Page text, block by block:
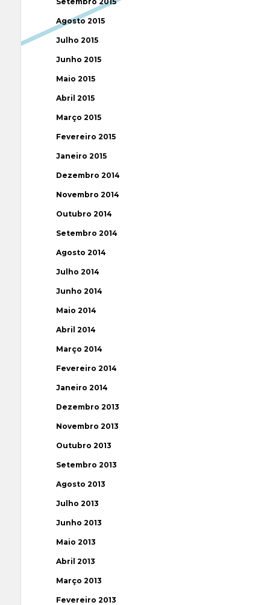
Agosto 2015
Julho 2015
Junho 2015
Maio 2015
Abril 2015
Março 2015
Fevereiro 2015
Janeiro 2015
Dezembro 2014
Novembro 2014
Outubro 2014
Setembro 2014
Agosto 2014
Julho 2014
Junho 2014
Maio 2014
Abril 2014
Março 2014
Fevereiro 2014
Janeiro 2014
Dezembro 2013
Novembro 2013
Outubro 2013
Setembro 2013
Agosto 2013
Julho 2013
Junho 2013
Maio 2013
Abril 2013
Março 2013
Fevereiro 2013